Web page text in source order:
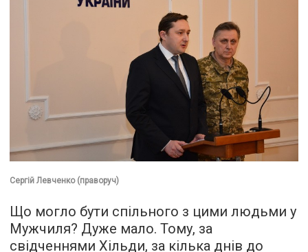
Сергій Левченко (праворуч)
Що могло бути спільного з цими людьми у
Мужчиля? Дуже мало. Тому, за
свідченнями Хільди, за кілька днів до